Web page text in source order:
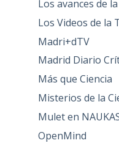
Los avances de
Los Videos de la
Madri+dTV
Madrid Diario
Más que Ciencia
Misterios de la
Mulet en
OpenMind